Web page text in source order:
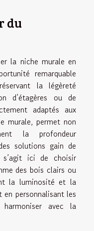
du
la niche murale en
remarquable
la légèreté
d’étagères ou de
adaptés aux
murale, permet non
la profondeur
solutions gain de
ici de choisir
des bois clairs ou
la luminosité et la
personnalisant les
avec la